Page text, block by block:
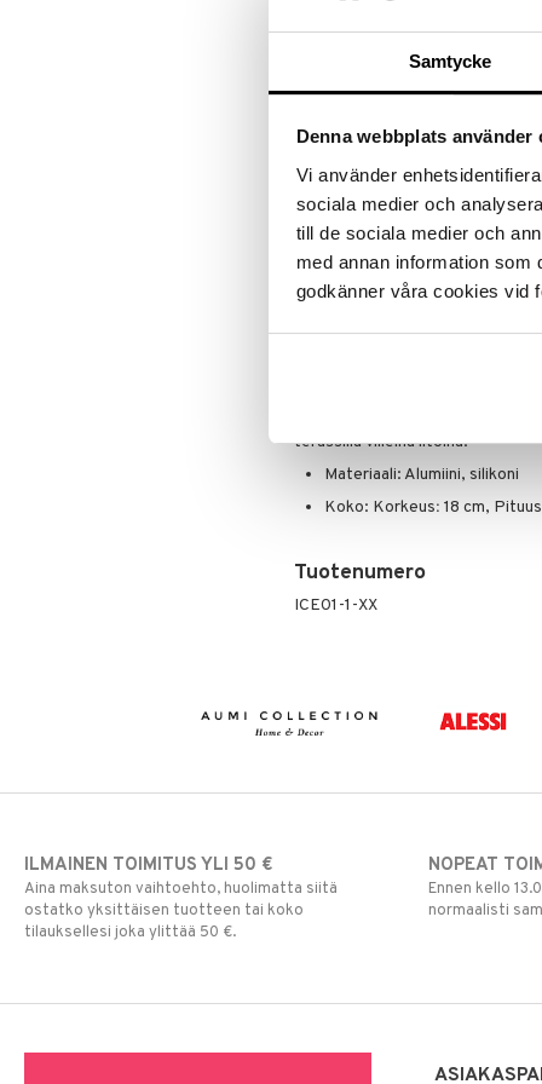
Samtycke
Denna webbplats använder
Vi använder
sociala medier och
till de sociala medier och
med annan information som
godkänner våra cookies vid
Tartu
nyt
Ale on
Näe
Tuotetieto
Eva Solon seinään kiinnitettävä
kaukosäätimen avulla. Valitse
terassilämmitin sisältää
miellyttävämmän valon kuin
vähentää C02-käyttöäsi
tuhlaa energiaa. Säänkestävä,
terassilla viileinä iltoina.
Materiaali: Alumiini, silikoni
Koko: Korkeus: 18 cm,
Tuotenumero
ICE01-1-XX
ILMAINEN TOIMITUS YLI 50 €
Aina maksuton vaihtoehto, huolimatta siitä
ostatko yksittäisen tuotteen tai koko
tilauksellesi joka ylittää 50 €.
NOPEAT
Ennen kello
normaalisti